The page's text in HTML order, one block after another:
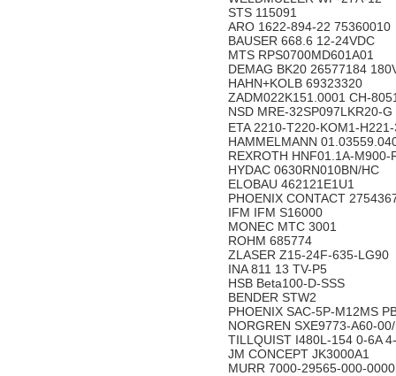
STS 115091
ARO 1622-894-22 75360010
BAUSER 668.6 12-24VDC
MTS RPS0700MD601A01
DEMAG BK20 26577184
HAHN+KOLB 69323320
ZADM022K151.0001 CH-
NSD MRE-32SP097LKR20-
ETA 2210-T220-KOM1-
HAMMELMANN
REXROTH HNF01.1A-
HYDAC 0630RN010BN/HC
ELOBAU 462121E1U1
PHOENIX CONTACT
IFM IFM S16000
MONEC MTC 3001
ROHM 685774
ZLASER Z15-24F-635-LG90
INA 811 13 TV-P5
HSB Beta100-D-SSS
BENDER STW2
PHOENIX SAC-5P-M12MS
NORGREN SXE9773-A60-
TILLQUIST I480L-154 0-6A
JM CONCEPT JK3000A1
MURR 7000-29565-000-